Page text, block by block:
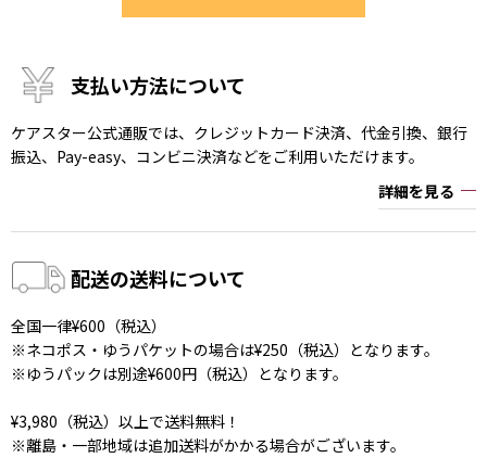
支払い方法について
ケアスター公式通販では、クレジットカード決済、代金引換、銀行
振込、Pay-easy、コンビニ決済などをご利用いただけます。
詳細を見る
配送の送料について
全国一律¥600（税込）
※ネコポス・ゆうパケットの場合は¥250（税込）となります。
※ゆうパックは別途¥600円（税込）となります。
¥3,980（税込）以上で送料無料！
※離島・一部地域は追加送料がかかる場合がございます。